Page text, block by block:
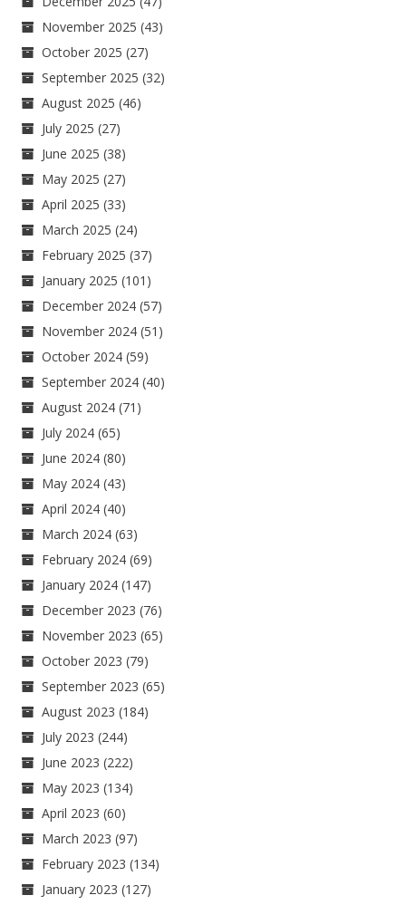
November 2025 (43)
October 2025 (27)
September 2025 (32)
August 2025 (46)
July 2025 (27)
June 2025 (38)
May 2025 (27)
April 2025 (33)
March 2025 (24)
February 2025 (37)
January 2025 (101)
December 2024 (57)
November 2024 (51)
October 2024 (59)
September 2024 (40)
August 2024 (71)
July 2024 (65)
June 2024 (80)
May 2024 (43)
April 2024 (40)
March 2024 (63)
February 2024 (69)
January 2024 (147)
December 2023 (76)
November 2023 (65)
October 2023 (79)
September 2023 (65)
August 2023 (184)
July 2023 (244)
June 2023 (222)
May 2023 (134)
April 2023 (60)
March 2023 (97)
February 2023 (134)
January 2023 (127)